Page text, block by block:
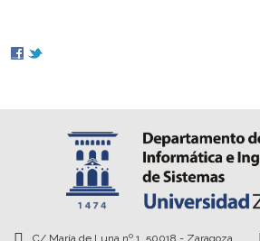
C/ María de Luna nº 1, 50018 - Zaragoza